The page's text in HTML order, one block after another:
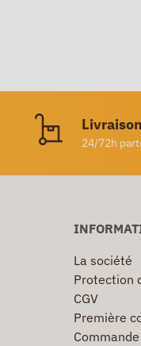
24/72h
La société
Protection
CGV
Première